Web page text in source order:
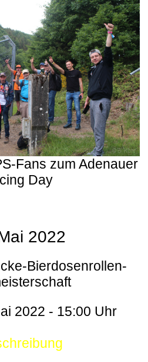
Fans zum Adenauer
Day
2022
Bierdosenrollen-
2022 - 15:00 Uhr